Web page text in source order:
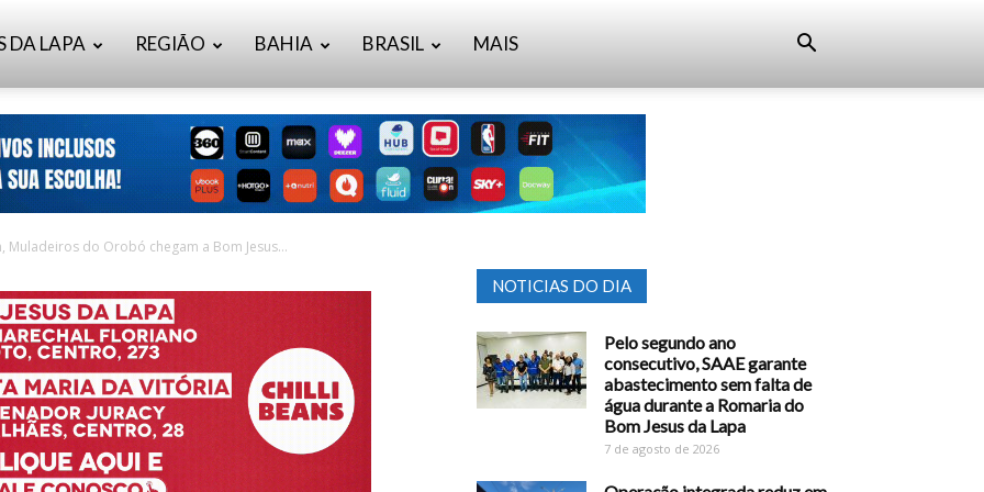
DA LAPA REGIÃO BAHIA BRASIL MAIS
Muladeiros do Orobó chegam a Bom Jesus...
NOTICIAS DO DIA
Pelo segundo ano
consecutivo, SAAE garante
abastecimento sem falta de
água durante a Romaria do
Bom Jesus da Lapa
7 de agosto de 2026